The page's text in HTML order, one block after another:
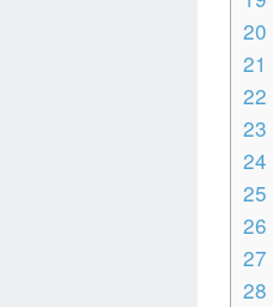
20
21
22
23
24
25
26
27
28